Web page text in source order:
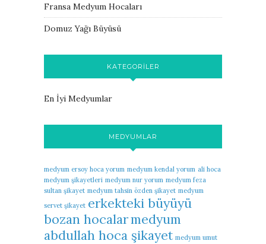
Fransa Medyum Hocaları
Domuz Yağı Büyüsü
KATEGORILER
En İyi Medyumlar
MEDYUMLAR
medyum ersoy hoca yorum medyum kendal yorum ali hoca
medyum şikayetleri medyum nur yorum medyum feza
sultan şikayet medyum tahsin özden şikayet medyum
servet şikayet erkekteki büyüyü
bozan hocalarmedyum
abdullah hoca şikayet medyum umut